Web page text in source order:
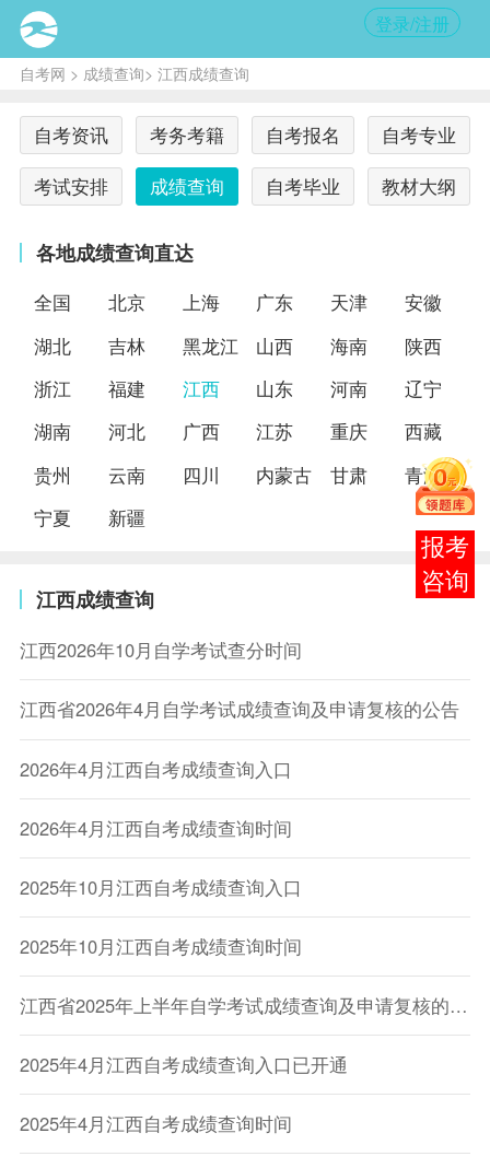
登录/注册
自考网 > 成绩查询> 江西成绩查询
自考资讯 考务考籍 自考报名
自考专业
考试安排
成绩查询 自考毕业 教材大纲
各地成绩查询直达
全国 北京 上海 广东 天津
安徽
湖北
吉林 黑龙江 山西 海南
陕西
浙江
福建 江西 山东 河南
辽宁
湖南
河北 广西 江苏 重庆
西藏
贵州
云南 四川 内蒙古 甘肃
青海
宁夏
新疆
江西成绩查询
江西2026年10月自学考试查分时间
江西省2026年4月自学考试成绩查询及申请复核的公告
2026年4月江西自考成绩查询入口
2026年4月江西自考成绩查询时间
2025年10月江西自考成绩查询入口
2025年10月江西自考成绩查询时间
江西省2025年上半年自学考试成绩查询及申请复核的公告
2025年4月江西自考成绩查询入口已开通
2025年4月江西自考成绩查询时间
在线
客服